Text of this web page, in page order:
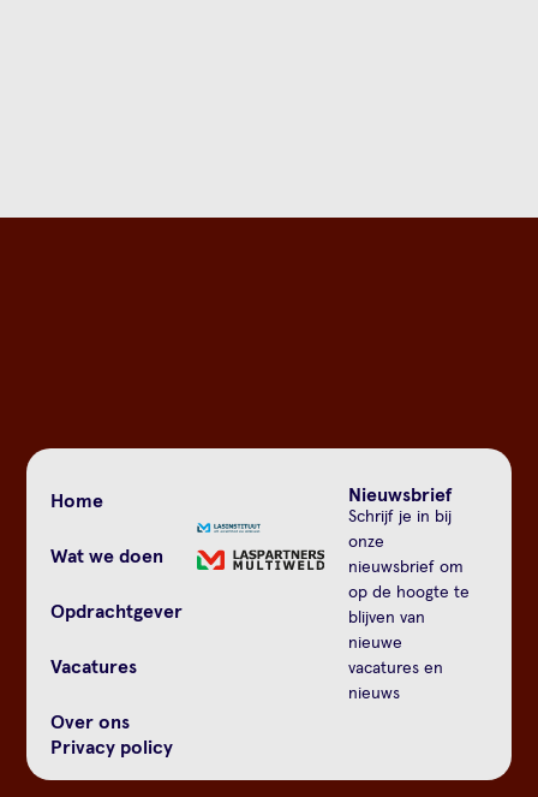
Home
Wat we doen
Opdrachtgever
Vacatures
Over ons
Privacy policy
Nieuwsbrief
Schrijf je in bij
onze
nieuwsbrief om
op de hoogte te
blijven van
nieuwe
vacatures en
nieuws